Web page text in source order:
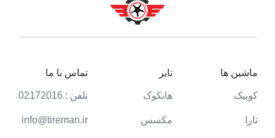
ماشین ها
کوییک
تارا
تایر
هانکوک
مکسس
تماس با ما
تلفن : 02172016
info@tireman.ir